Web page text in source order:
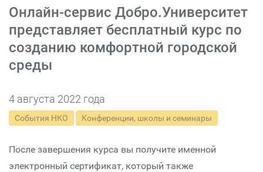
Онлайн-сервис Добро.Университет
представляет бесплатный курс по
созданию комфортной городской
среды
4 августа 2022 года
События НКО Конференции, школы и семинары
После завершения курса вы получите именной
электронный сертификат, который также